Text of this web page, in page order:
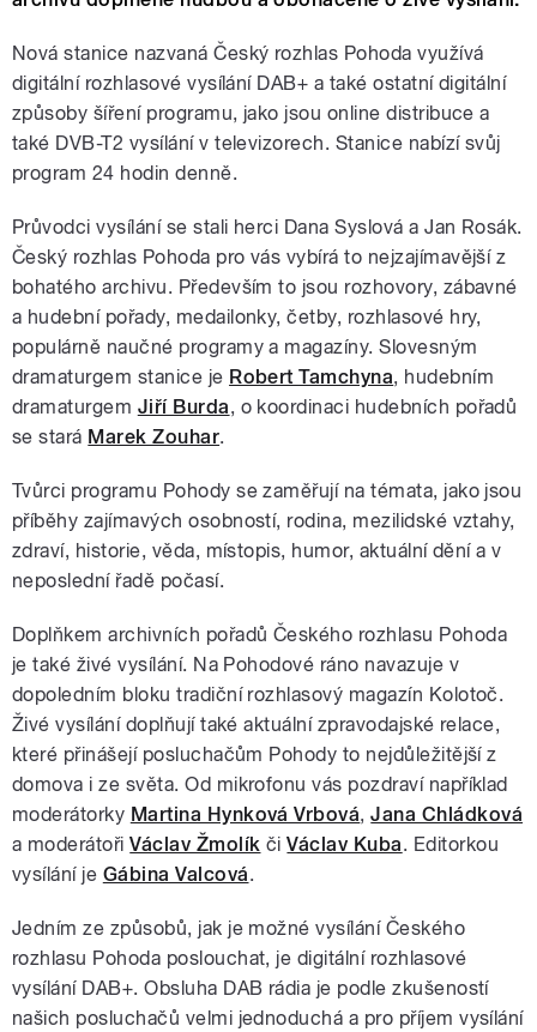
Nová stanice nazvaná Český rozhlas Pohoda využívá
digitální rozhlasové vysílání DAB+ a také ostatní digitální
způsoby šíření programu, jako jsou online distribuce a
také DVB-T2 vysílání v televizorech. Stanice nabízí svůj
program 24 hodin denně.
Průvodci vysílání se stali herci Dana Syslová a Jan Rosák.
Český rozhlas Pohoda pro vás vybírá to nejzajímavější z
bohatého archivu. Především to jsou rozhovory, zábavné
a hudební pořady, medailonky, četby, rozhlasové hry,
populárně naučné programy a magazíny. Slovesným
dramaturgem stanice je Robert Tamchyna, hudebním
dramaturgem Jiří Burda, o koordinaci hudebních pořadů
se stará Marek Zouhar.
Tvůrci programu Pohody se zaměřují na témata, jako jsou
příběhy zajímavých osobností, rodina, mezilidské vztahy,
zdraví, historie, věda, místopis, humor, aktuální dění a v
neposlední řadě počasí.
Doplňkem archivních pořadů Českého rozhlasu Pohoda
je také živé vysílání. Na Pohodové ráno navazuje v
dopoledním bloku tradiční rozhlasový magazín Kolotoč.
Živé vysílání doplňují také aktuální zpravodajské relace,
které přinášejí posluchačům Pohody to nejdůležitější z
domova i ze světa. Od mikrofonu vás pozdraví například
moderátorky Martina Hynková Vrbová,Jana Chládková
a moderátořiVáclav Žmolík čiVáclav Kuba. Editorkou
vysílání je Gábina Valcová.
Jedním ze způsobů, jak je možné vysílání Českého
rozhlasu Pohoda poslouchat, je digitální rozhlasové
vysílání DAB+. Obsluha DAB rádia je podle zkušeností
našich posluchačů velmi jednoduchá a pro příjem vysílání